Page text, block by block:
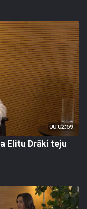
00:02:59
Elitu Drāki teju